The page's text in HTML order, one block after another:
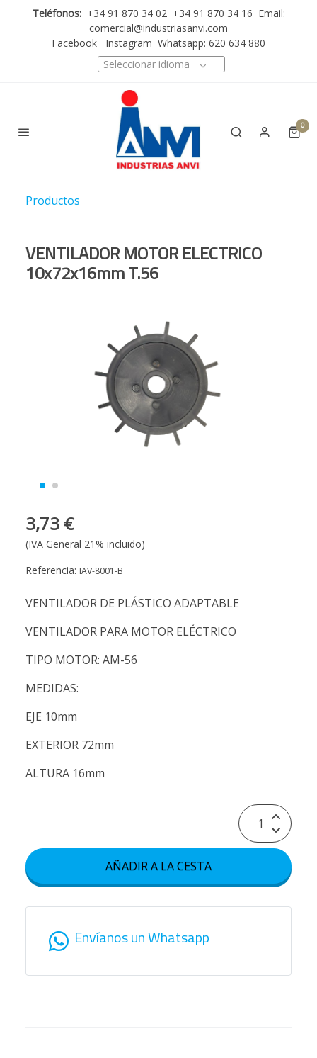
Teléfonos: +34 91 870 34 02 +34 91 870 34 16 Email:
comercial@industriasanvi.com
Facebook
Instagram Whatsapp: 620 634 880
Seleccionar idioma
0
Productos
VENTILADOR MOTOR ELECTRICO
10x72x16mm T.56
3,73 €
(IVA General 21% incluido)
Referencia: IAV-8001-B
VENTILADOR DE PLÁSTICO ADAPTABLE
VENTILADOR PARA MOTOR ELÉCTRICO
TIPO MOTOR: AM-56
MEDIDAS:
EJE 10mm
EXTERIOR 72mm
ALTURA 16mm
AÑADIR A LA CESTA
Envíanos un Whatsapp